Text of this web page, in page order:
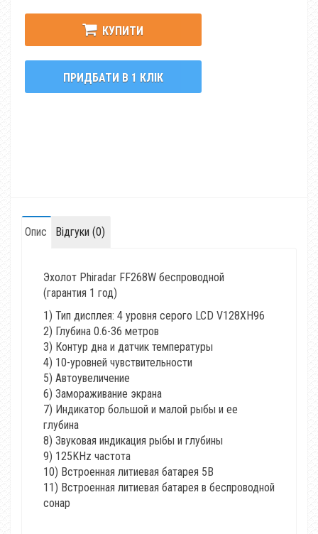
КУПИТИ
ПРИДБАТИ В 1 КЛІК
Опис Відгуки (0)
Эхолот Phiradar FF268W беспроводной
(гарантия 1 год)
1) Тип дисплея: 4 уровня серого LCD V128XH96
2) Глубина 0.6-36 метров
3) Контур дна и датчик температуры
4) 10-уровней чувствительности
5) Автоувеличение
6) Замораживание экрана
7) Индикатор большой и малой рыбы и ее
глубина
8) Звуковая индикация рыбы и глубины
9) 125KHz частота
10) Встроенная литиевая батарея 5В
11) Встроенная литиевая батарея в беспроводной
сонар